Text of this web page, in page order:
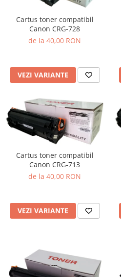
Cartus toner compatibil
Canon CRG-728
de la 40,00 RON
VEZI VARIANTE
Cartus toner compatibil
Canon CRG-713
de la 40,00 RON
VEZI VARIANTE